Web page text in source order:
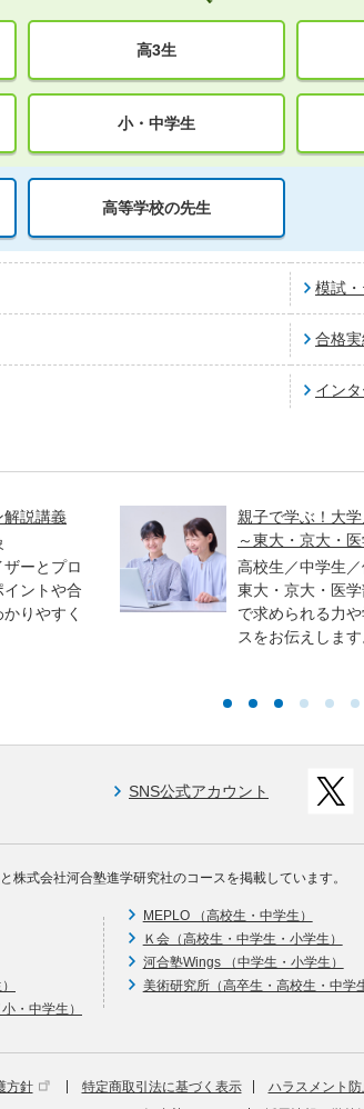
高3生
小・中学生
高等学校の先生
模試・
合格
イン
解説講義
ーとプロ
ントや合
りやすく
親子で学ぶ！大
～東大・京大・
高校生／中学生
東大・京大・医
で求められる力
スをお伝えします
SNS公式アカウント
株式会社河合塾進学研究社のコースを掲載しています。
・中学生）
MEPLO （高校生・中学生）
Ｋ会（高校生・中学生・小学生）
河合塾Wings （中学生・小学生）
美術研究所（高卒生・高校生・中学
方針 特定商取引法に基づく表示 ハラスメント